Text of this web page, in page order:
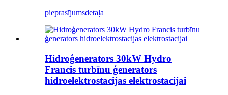
pieprasījumsdetaļa
Hidroģenerators 30kW Hydro
Francis turbīnu ģenerators
hidroelektrostacijas elektrostacijai